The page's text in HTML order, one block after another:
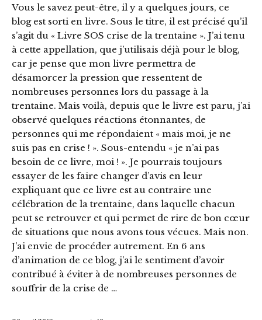
Vous le savez peut-être, il y a quelques jours, ce
blog est sorti en livre. Sous le titre, il est précisé qu’il
s’agit du « Livre SOS crise de la trentaine ». J’ai tenu
à cette appellation, que j’utilisais déjà pour le blog,
car je pense que mon livre permettra de
désamorcer la pression que ressentent de
nombreuses personnes lors du passage à la
trentaine. Mais voilà, depuis que le livre est paru, j’ai
observé quelques réactions étonnantes, de
personnes qui me répondaient « mais moi, je ne
suis pas en crise ! ». Sous-entendu « je n’ai pas
besoin de ce livre, moi ! ». Je pourrais toujours
essayer de les faire changer d’avis en leur
expliquant que ce livre est au contraire une
célébration de la trentaine, dans laquelle chacun
peut se retrouver et qui permet de rire de bon cœur
de situations que nous avons tous vécues. Mais non.
J’ai envie de procéder autrement. En 6 ans
d’animation de ce blog, j’ai le sentiment d’avoir
contribué à éviter à de nombreuses personnes de
souffrir de la crise de …